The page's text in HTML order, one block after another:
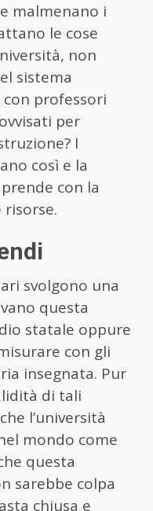
malmenano i
le cose
non
sistema
con professori
per
I
così e la
con la
risorse.
svolgono una
questa
statale oppure
con gli
insegnata. Pur
di tali
l’università
mondo come
questa
sarebbe colpa
chiusa e